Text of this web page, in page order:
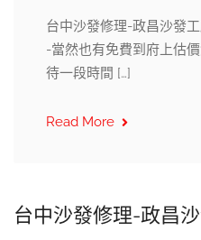
台中沙發修理-政昌沙發
-當然也有免費到府上估
待一段時間 […]
Read More
台中沙發修理-政昌